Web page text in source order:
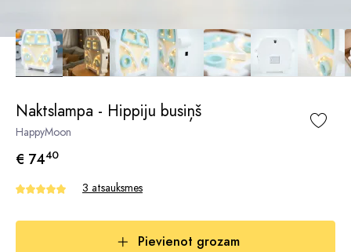
Naktslampa - Hippiju busiņš
HappyMoon
€ 7440
3 atsauksmes
Pievienot grozam